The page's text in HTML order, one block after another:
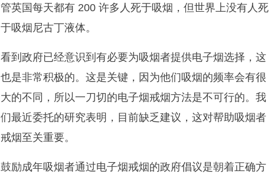
管英国每天都有 200 许多人死于吸烟，但世界上没有人死
于吸烟尼古丁液体。
看到政府已经意识到有必要为吸烟者提供电子烟选择，这
也是非常积极的。这是关键，因为他们吸烟的频率会有很
大的不同，所以一刀切的电子烟戒烟方法是不可行的。我
们最近委托的研究表明，目前缺乏建议，这对帮助吸烟者
戒烟至关重要。
鼓励成年吸烟者通过电子烟戒烟的政府倡议是朝着正确方